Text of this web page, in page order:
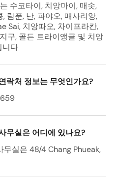
수코타이, 치앙마이, 매솟,
람푼, 난, 파야오, 매사리앙,
Sai, 치앙따오, 차이프라칸,
구, 골든 트라이앵글 및 치앙
니다
락처 정보는 무엇인가요?
무실은 어디에 있나요?
실은 48/4 Chang Phueak,